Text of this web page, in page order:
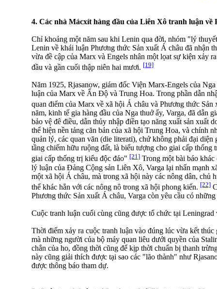
4. Các nhà Mácxít hàng đầu của Liên Xô tranh luận về
Chỉ khoảng một năm sau khi Lenin qua đời, nhóm "lý
Lenin về khái luận Phương thức Sản xuất Á châu đã nhận
vừa đề cập của Marx và Engels nhân một lọat sự kiện xảy
đầu và gần cuối thập niên hai mươi. [19]
Năm 1925, Rjasanow, giám đốc Viện Marx-Engels của
luận của Marx về Ấn Độ và Trung Hoa. Trong phần dẫn
quan điểm của Marx về xã hội Á châu và Phương thức
năm, kinh tế gia hàng đầu của Nga thuở ấy, Varga, đã dẫn
bảo vệ đê điều, dẫn thủy nhập điền tạo năng xuất sản xuất
thể hiện nền tảng căn bản của xã hội Trung Hoa, và chính
quản lý, các quan văn (die literati), chứ không phải đại diện
tầng chiếm hữu ruộng đất, là biểu tượng cho giai cấp
giai cấp thống trị kiểu độc đáo" [21] Trong một bài báo
lý luận của Đảng Cộng sản Liên Xô, Varga lại nhấn mạnh
một xã hội Á châu, mà trong xã hội này các nông dân, chủ
thế khác hẳn với các nông nô trong xã hội phong kiến. [22]
Phương thức Sản xuất Á châu, Varga còn yêu cầu có
Cuộc tranh luận cuối cùng cũng được tổ chức tại Leningrad
Thời điểm xảy ra cuộc tranh luận vào đúng lúc vừa kết thúc
mà những người của bộ máy quan liêu dưới quyền của
chắn của ho, đồng thời cũng để kịp thời chuẩn bị thanh
này cũng giải thích được tại sao các "lão thành" như
được thông báo tham dự.